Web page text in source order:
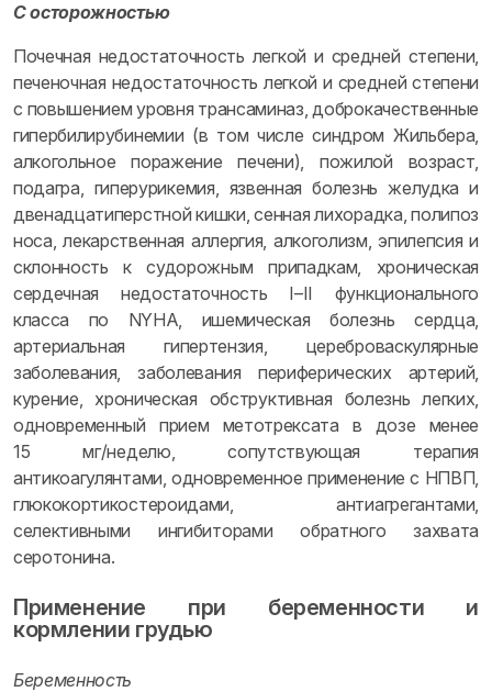
С осторожностью
Почечная недостаточность легкой и средней степени,
печеночная недостаточность легкой и средней степени
с повышением уровня трансаминаз, доброкачественные
гипербилирубинемии (в том числе синдром Жильбера,
алкогольное поражение печени), пожилой возраст,
подагра, гиперурикемия, язвенная болезнь желудка и
двенадцатиперстной кишки, сенная лихорадка, полипоз
носа, лекарственная аллергия, алкоголизм, эпилепсия и
склонность к судорожным припадкам, хроническая
сердечная недостаточность I–II функционального
класса по NYHA, ишемическая болезнь сердца,
артериальная гипертензия, цереброваскулярные
заболевания, заболевания периферических артерий,
курение, хроническая обструктивная болезнь легких,
одновременный прием метотрексата в дозе менее
15 мг/неделю, сопутствующая терапия
антикоагулянтами, одновременное применение с НПВП,
глюкокортикостероидами, антиагрегантами,
селективными ингибиторами обратного захвата
серотонина.
Применение при беременности и
кормлении грудью
Беременность